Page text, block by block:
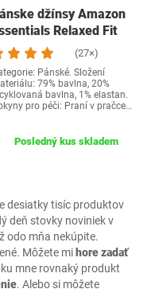
desiatky tisíc produktov
deň stovky noviniek v
odo mňa nekúpite.
Môžete mi hore zadať
mne rovnaký produkt
. Alebo si môžete
džínsy Amazon
Relaxed Fit
Stretch 28W…
(27×)
Pánské. Složení
79% bavlna, 20%
bavlna, 1% elastan.
pro péči: Praní v pračce…
Posledný kus skladem